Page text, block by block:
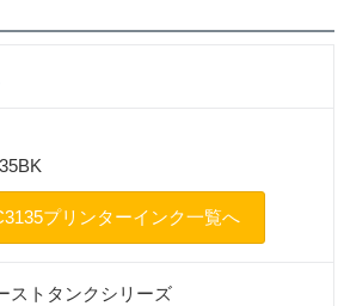
プリンターインク一覧へ
ストタンクシリーズ